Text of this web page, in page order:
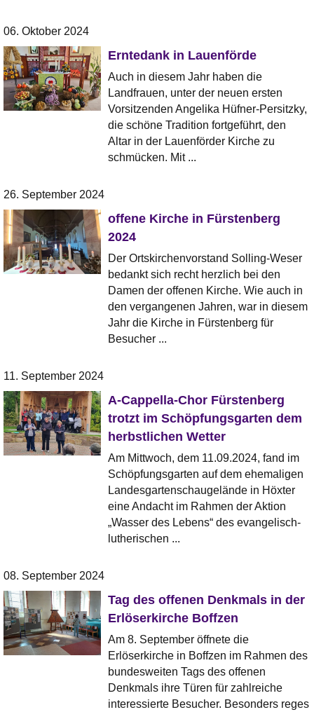
06. Oktober 2024
Erntedank in Lauenförde
Auch in diesem Jahr haben die
Landfrauen, unter der neuen ersten
Vorsitzenden Angelika Hüfner-Persitzky,
die schöne Tradition fortgeführt, den
Altar in der Lauenförder Kirche zu
schmücken. Mit ...
26. September 2024
offene Kirche in Fürstenberg
2024
Der Ortskirchenvorstand Solling-Weser
bedankt sich recht herzlich bei den
Damen der offenen Kirche. Wie auch in
den vergangenen Jahren, war in diesem
Jahr die Kirche in Fürstenberg für
Besucher ...
11. September 2024
A-Cappella-Chor Fürstenberg
trotzt im Schöpfungsgarten dem
herbstlichen Wetter
Am Mittwoch, dem 11.09.2024, fand im
Schöpfungsgarten auf dem ehemaligen
Landesgartenschau­gelände in Höxter
eine Andacht im Rahmen der Aktion
„Wasser des Lebens“ des evangelisch-
lutherischen ...
08. September 2024
Tag des offenen Denkmals in der
Erlöserkirche Boffzen
Am 8. September öffnete die
Erlöserkirche in Boffzen im Rahmen des
bundesweiten Tags des offenen
Denkmals ihre Türen für zahlreiche
interessierte Besucher. Besonders reges